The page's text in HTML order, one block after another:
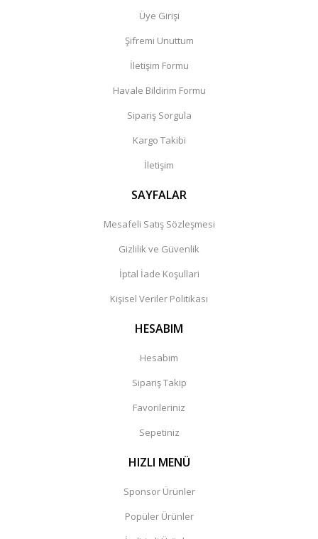
Üye Girişi
Şifremi Unuttum
İletişim Formu
Havale Bildirim Formu
Sipariş Sorgula
Kargo Takibi
İletişim
SAYFALAR
Mesafeli Satış Sözleşmesi
Gizlilik ve Güvenlik
İptal İade Koşullari
Kişisel Veriler Politikası
HESABIM
Hesabım
Sipariş Takip
Favorileriniz
Sepetiniz
HIZLI MENÜ
Sponsor Ürünler
Popüler Ürünler